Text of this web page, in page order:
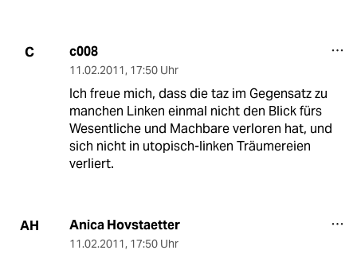
C c008
11.02.2011, 17:50 Uhr
Ich freue mich, dass die taz im Gegensatz zu
manchen Linken einmal nicht den Blick fürs
Wesentliche und Machbare verloren hat, und
sich nicht in utopisch-linken Träumereien
verliert.
AH Anica Hovstaetter
11.02.2011, 17:50 Uhr